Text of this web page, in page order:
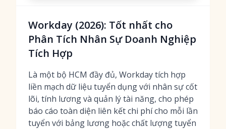
Workday (2026): Tốt nhất cho
Phân Tích Nhân Sự Doanh Nghiệp
Tích Hợp
Là một bộ HCM đầy đủ, Workday tích hợp
liền mạch dữ liệu tuyển dụng với nhân sự cốt
lõi, tính lương và quản lý tài năng, cho phép
báo cáo toàn diện liên kết chi phí cho mỗi lần
tuyển với bảng lương hoặc chất lượng tuyển